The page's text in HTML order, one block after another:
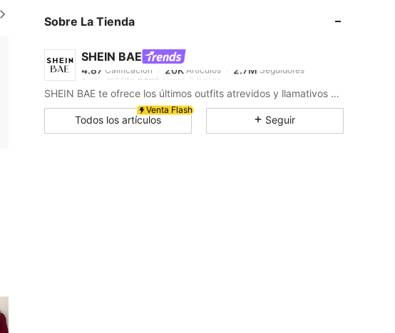
Sobre La Tienda
SHEIN BAE
4.87
4.87Calificación 20KArtículos
m***apagó Hace 3 horas
4.87 20K 2.7M
SHEIN BAE te ofrece los últimos outfits atrevidos y llamativos para tu próxima noche divertida.
Venta Flash
Todos los artículos Seguir